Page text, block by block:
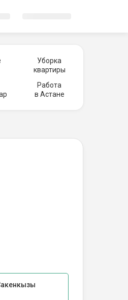
Уборка
квартиры
Работа
в Астане